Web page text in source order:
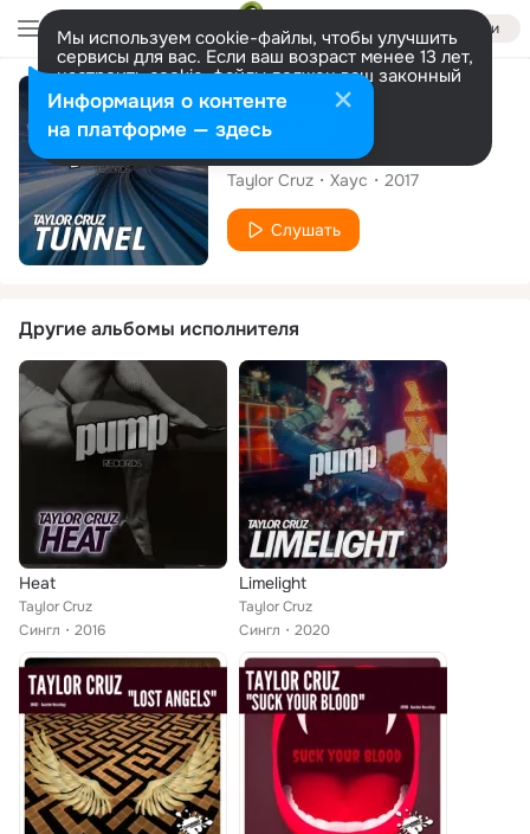
Войти
Мы используем cookie-файлы, чтобы улучшить
сервисы для вас. Если ваш возраст менее 13 лет,
настроить cookie-файлы должен ваш законный
представитель. Больше информации
Разрешить все Настроить
Сингл
Tunnel
Taylor Cruz Хаус 2017
Слушать
Другие альбомы исполнителя
Heat
Taylor Cruz
Сингл
2016
Limelight
Taylor Cruz
Сингл
2020
Информация о контенте
на платформе — здесь